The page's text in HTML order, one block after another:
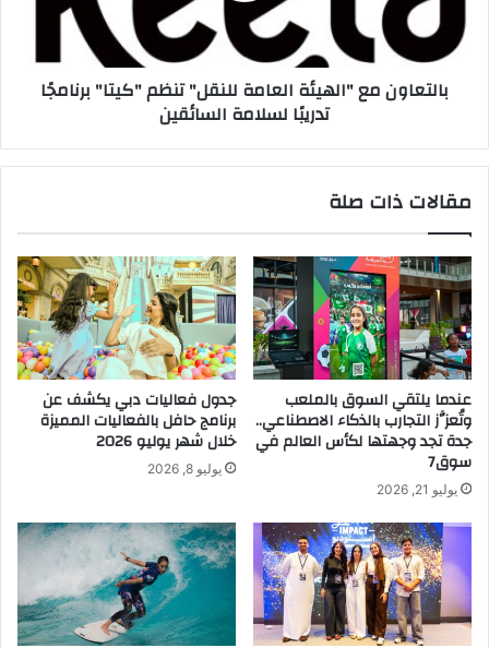
م
"
ا
ل
ف
ن
ي
ا
ل
د
ل
ي
و
ن
ي
ا
ل
ع
ا
م
ل
ل
ن
ق
"
م
بالتعاون مع "الهيئة العامة للنقل" تنظم "كيتا" برنامجًا
تدريبًا لسلامة السائقين
مقالات ذات صلة
عندما يلتقي السوق بالملعب
وتُعزَّز التجارب بالذكاء الاصطناعي..
جدة تجد وجهتها لكأس العالم في
سوق7
يوليو 21, 2026
جدول فعاليات دبي يكشف عن
برنامج حافل بالفعاليات المميزة
خلال شهر يوليو 2026
يوليو 8, 2026